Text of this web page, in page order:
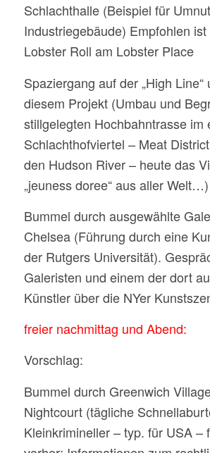
Schlachthalle (Beispiel für
Industriegebäude) Empfohlen
Lobster Roll am Lobster Place
Spaziergang auf der „High Line“
diesem Projekt (Umbau und
stillgelegten Hochbahntrasse im
Schlachthofviertel – Meat
den Hudson River – heute das
„jeuness doree“ aus aller Welt…)
Bummel durch ausgewählte
Chelsea (Führung durch eine
der Rutgers Universität).
Galeristen und einem der dort
Künstler über die NYer
freier nachmittag und Abend:
Vorschlag:
Bummel durch Greenwich
Nightcourt (tägliche
Kleinkrimineller – typ. für USA –